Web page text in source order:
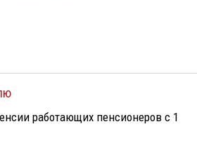
работающих пенсионеров с 1